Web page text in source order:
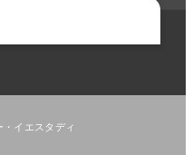
イエスタディ